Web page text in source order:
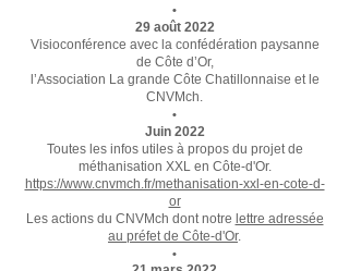
•
29 août 2022
Visioconférence avec la confédération paysanne
de Côte d’Or,
l’Association La grande Côte Chatillonnaise et le
CNVMch.
•
Juin 2022
Toutes les infos utiles à propos du projet de
méthanisation XXL en Côte-d'Or.
https://www.cnvmch.fr/methanisation-xxl-en-cote-d-
or
Les actions du CNVMch dont notre lettre adressée
au préfet de Côte-d'Or.
•